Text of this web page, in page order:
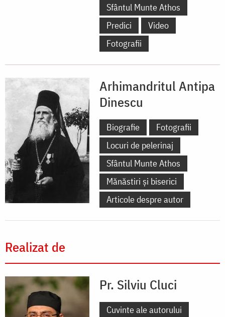
Sfântul Munte Athos
Predici
Video
Fotografii
Arhimandritul Antipa
Dinescu
Biografie
Fotografii
Locuri de pelerinaj
Sfântul Munte Athos
Mănăstiri și biserici
Articole despre autor
Realizat de
Pr. Silviu Cluci
Cuvinte ale autorului